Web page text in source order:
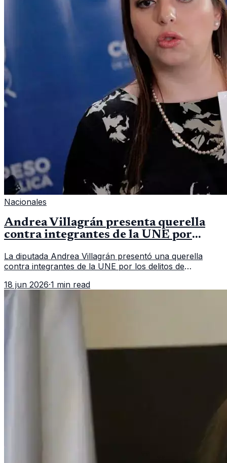
Nacionales
Andrea Villagrán presenta querella
contra integrantes de la UNE por
La diputada Andrea Villagrán presentó una querella
contra integrantes de la UNE por los delitos de
18 jun 2026·1 min read